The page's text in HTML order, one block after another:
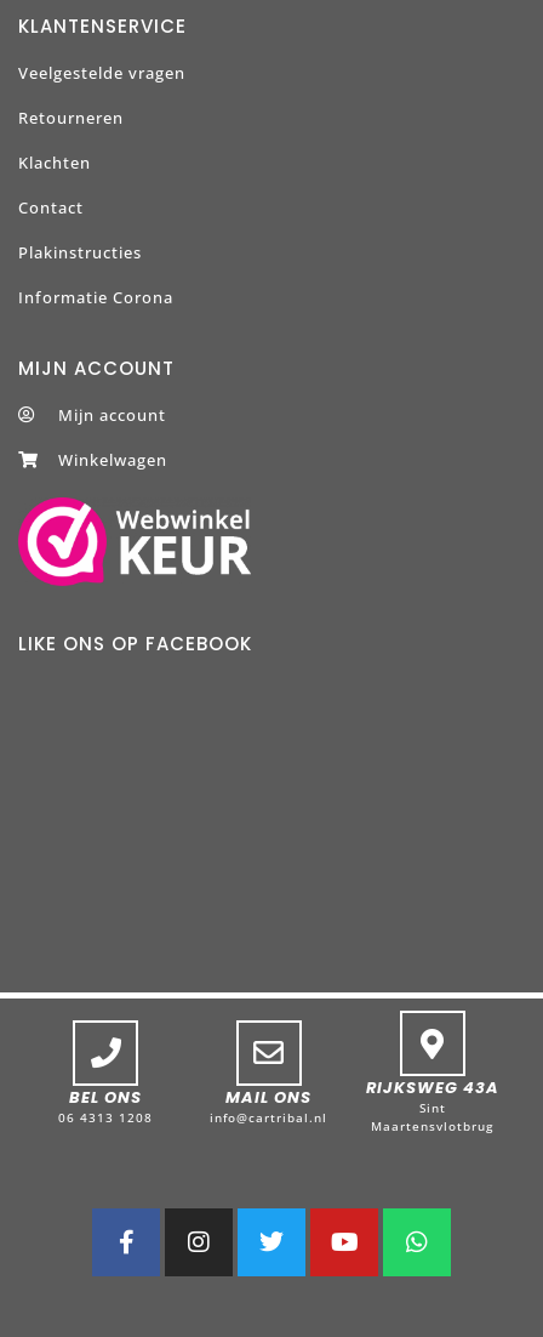
KLANTENSERVICE
Veelgestelde vragen
Retourneren
Klachten
Contact
Plakinstructies
Informatie Corona
MIJN ACCOUNT
Mijn account
Winkelwagen
LIKE ONS OP FACEBOOK
BEL ONS
06 4313 1208
MAIL ONS
info@cartribal.nl
RIJKSWEG 43A
Sint
Maartensvlotbrug
a
n
w
o
h